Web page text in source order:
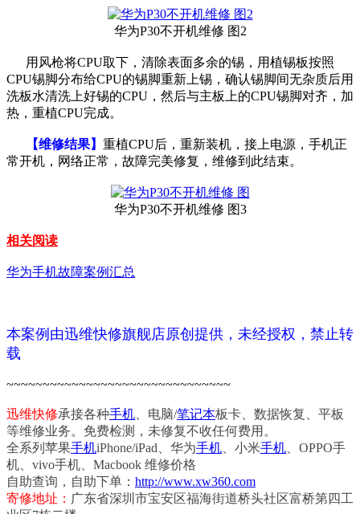
华为P30不开机维修 图2
用风枪将CPU取下，清除表面多余的锡，用植锡板按照
CPU锡脚分布给CPU的锡脚重新上锡，确认锡脚间无杂质后用
洗板水清洗上好锡的CPU，然后与主板上的CPU锡脚对齐，加
热，重植CPU完成。
【维修结果】 重植CPU后，重新装机，接上电源，手机正
常开机，网络正常，故障完美修复，维修到此结束。
华为P30不开机维修 图3
相关阅读
华为手机故障案例汇总
本案例由迅维快修旗舰店原创提供，未经授权，禁止转
载
~~~~~~~~~~~~~~~~~~~~~~~~~~~~~~~
迅维快修承接各种手机 、电脑/笔记本板卡、数据恢复、平板
等维修业务。免费检测，未修复不收任何费用。
全系列苹果手机iPhone/iPad、华为手机 、小米手机 、OPPO手
机、vivo手机、Macbook 维修价格
自助查询，自助下单： http://www.xw360.com
寄修地址： 广东省深圳市宝安区福海街道桥头社区富桥第四工